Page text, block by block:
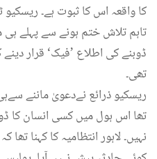
کا واقعہ اس کا ثبوت ہے۔
تاہم تلاش ختم ہونے سے پہلے ہی
ڈوبنے کی اطلاع ’فیک‘ قرار
تھی۔
ریسکیو ذرائع نےدعویٰ ماننے
تھا اس ہول میں کسی انسان کا
نہیں۔ لاہور انتظامیہ کا کہنا تھا